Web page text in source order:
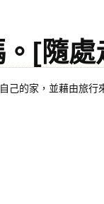
[隨處
的家，並藉由旅行